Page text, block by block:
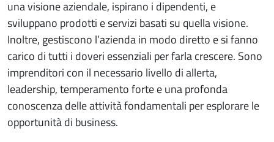
una visione aziendale, ispirano i dipendenti, e
sviluppano prodotti e servizi basati su quella visione.
Inoltre, gestiscono l’azienda in modo diretto e si fanno
carico di tutti i doveri essenziali per farla crescere. Sono
imprenditori con il necessario livello di allerta,
leadership, temperamento forte e una profonda
conoscenza delle attività fondamentali per esplorare le
opportunità di business.